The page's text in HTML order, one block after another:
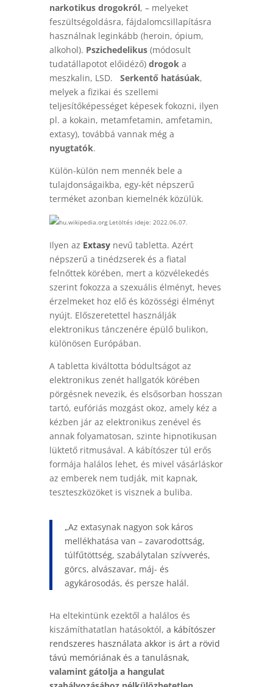
narkotikus drogokról, – melyeket
feszültségoldásra, fájdalomcsillapításra
használnak leginkább (heroin, ópium,
alkohol). Pszichedelikus(módosult
tudatállapotot előidéző) drogoka
meszkalin, LSD. Serkentő hatásúak,
melyek a fizikai és szellemi
teljesítőképességet képesek fokozni, ilyen
pl. a kokain, metamfetamin, amfetamin,
extasy), továbbá vannak még a
nyugtatók.
Külön-külön nem mennék bele a
tulajdonságaikba, egy-két népszerű
terméket azonban kiemelnék közülük.
hu.wikipedia.org Letöltés ideje: 2022.06.07.
Ilyen az Extasynevű tabletta. Azért
népszerű a tinédzserek és a fiatal
felnőttek körében, mert a közvélekedés
szerint fokozza a szexuális élményt, heves
érzelmeket hoz elő és közösségi élményt
nyújt. Előszeretettel használják
elektronikus tánczenére épülő bulikon,
különösen Európában.
A tabletta kiváltotta bódultságot az
elektronikus zenét hallgatók körében
pörgésnek nevezik, és elsősorban hosszan
tartó, eufóriás mozgást okoz, amely kéz a
kézben jár az elektronikus zenével és
annak folyamatosan, szinte hipnotikusan
lüktető ritmusával. A kábítószer túl erős
formája halálos lehet, és mivel vásárláskor
az emberek nem tudják, mit kapnak,
teszteszközöket is visznek a buliba.
„Az extasynak nagyon sok káros
mellékhatása van – zavarodottság,
túlfűtöttség, szabálytalan szívverés,
görcs, alvászavar, máj- és
agykárosodás, és persze halál.
Ha eltekintünk ezektől a halálos és
kiszámíthatatlan hatásoktól, a kábítószer
rendszeres használata akkor is árt a rövid
távú memóriának és a tanulásnak,
valamint gátolja a hangulat